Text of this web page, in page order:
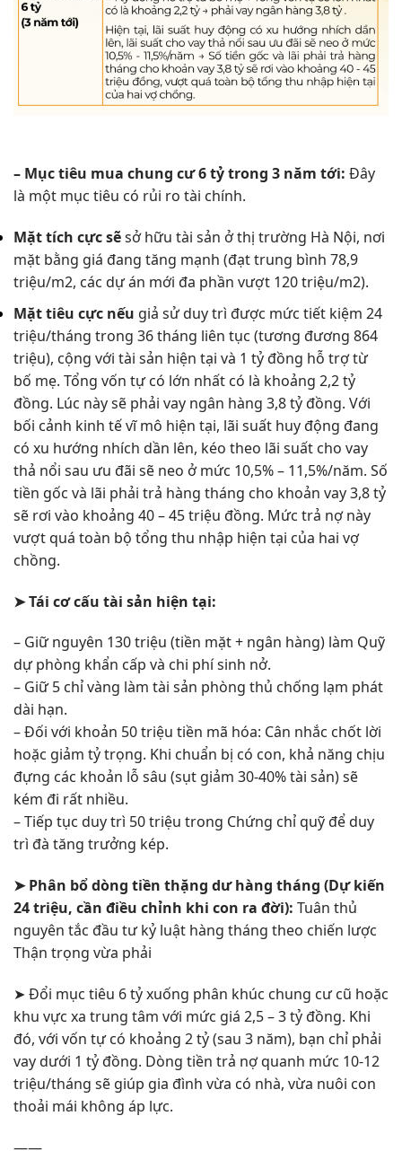
– Mục tiêu mua chung cư 6 tỷ trong 3 năm tới: Đây
là một mục tiêu có rủi ro tài chính.
Mặt tích cực sẽsở hữu tài sản ở thị trường Hà Nội, nơi
mặt bằng giá đang tăng mạnh (đạt trung bình 78,9
triệu/m2, các dự án mới đa phần vượt 120 triệu/m2).
Mặt tiêu cực nếu giả sử duy trì được mức tiết kiệm 24
triệu/tháng trong 36 tháng liên tục (tương đương 864
triệu), cộng với tài sản hiện tại và 1 tỷ đồng hỗ trợ từ
bố mẹ. Tổng vốn tự có lớn nhất có là khoảng 2,2 tỷ
đồng. Lúc này sẽ phải vay ngân hàng 3,8 tỷ đồng. Với
bối cảnh kinh tế vĩ mô hiện tại, lãi suất huy động đang
có xu hướng nhích dần lên, kéo theo lãi suất cho vay
thả nổi sau ưu đãi sẽ neo ở mức 10,5% – 11,5%/năm. Số
tiền gốc và lãi phải trả hàng tháng cho khoản vay 3,8 tỷ
sẽ rơi vào khoảng 40 – 45 triệu đồng. Mức trả nợ này
vượt quá toàn bộ tổng thu nhập hiện tại của hai vợ
chồng.
➤Tái cơ cấu tài sản hiện tại:
– Giữ nguyên 130 triệu (tiền mặt + ngân hàng) làm Quỹ
dự phòng khẩn cấp và chi phí sinh nở.
– Giữ 5 chỉ vàng làm tài sản phòng thủ chống lạm phát
dài hạn.
– Đối với khoản 50 triệu tiền mã hóa: Cân nhắc chốt lời
hoặc giảm tỷ trọng. Khi chuẩn bị có con, khả năng chịu
đựng các khoản lỗ sâu (sụt giảm 30-40% tài sản) sẽ
kém đi rất nhiều.
– Tiếp tục duy trì 50 triệu trong Chứng chỉ quỹ để duy
trì đà tăng trưởng kép.
➤Phân bổ dòng tiền thặng dư hàng tháng (Dự kiến
24 triệu, cần điều chỉnh khi con ra đời): Tuân thủ
nguyên tắc đầu tư kỷ luật hàng tháng theo chiến lược
Thận trọng vừa phải
➤ Đổi mục tiêu 6 tỷ xuống phân khúc chung cư cũ hoặc
khu vực xa trung tâm với mức giá 2,5 – 3 tỷ đồng. Khi
đó, với vốn tự có khoảng 2 tỷ (sau 3 năm), bạn chỉ phải
vay dưới 1 tỷ đồng. Dòng tiền trả nợ quanh mức 10-12
triệu/tháng sẽ giúp gia đình vừa có nhà, vừa nuôi con
thoải mái không áp lực.